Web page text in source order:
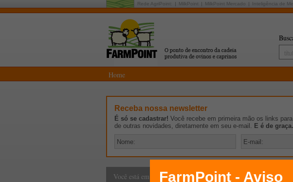
Rede AgriPoint: MilkPoint MilkPoint Mercado Inteligência de
Home
Receba nossa newsletter
É só se cadastrar! Você recebe em primeira mão os links
de outras novidades, diretamente em seu e-mail. E é de graça.
Você está em: Cadeia Produtiva>Giro de Notícias